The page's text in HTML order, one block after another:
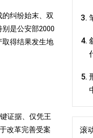
纠纷始末、双
是公安部2000
得结果发生地
证据、仅凭王
改革完善受案
滚